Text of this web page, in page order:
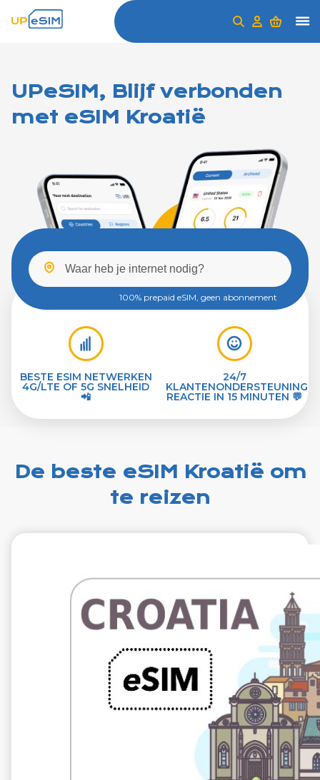
UPeSIM, Blijf verbonden
met eSIM Kroatië
100% prepaid eSIM, geen abonnement
BESTE ESIM NETWERKEN
4G/LTE OF 5G SNELHEID
📲
24/7
KLANTENONDERSTEUNING
REACTIE IN 15 MINUTEN 💬
De beste eSIM Kroatië om
te reizen
Roaming on
A1 Hrvatska